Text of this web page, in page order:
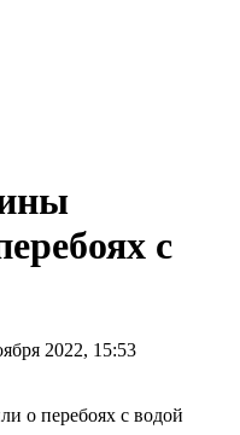
с
2022, 15:53